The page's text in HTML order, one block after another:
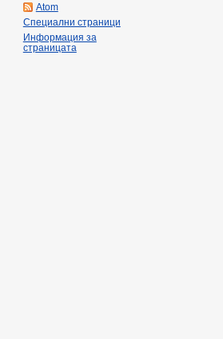
Atom
Специални страници
Информация за
страницата